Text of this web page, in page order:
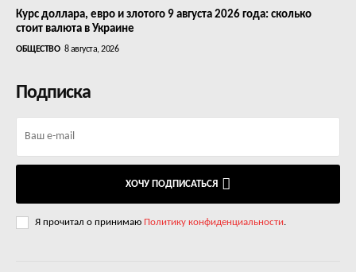
Курс доллара, евро и злотого 9 августа 2026 года: сколько
стоит валюта в Украине
ОБЩЕСТВО 8 августа, 2026
Подписка
ХОЧУ ПОДПИСАТЬСЯ
Я прочитал о принимаю Политику конфиденциальности.